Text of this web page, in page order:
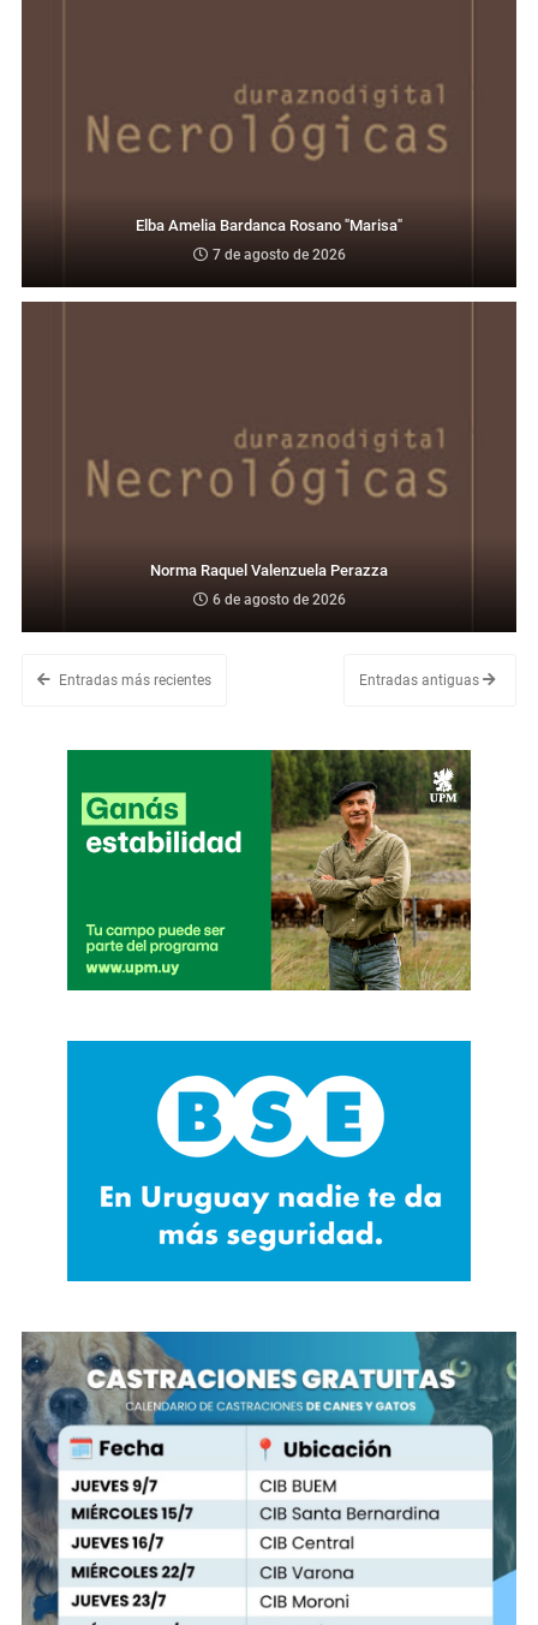
Elba Amelia Bardanca Rosano "Marisa"
7 de agosto de 2026
Norma Raquel Valenzuela Perazza
6 de agosto de 2026
Entradas más recientes Entradas antiguas